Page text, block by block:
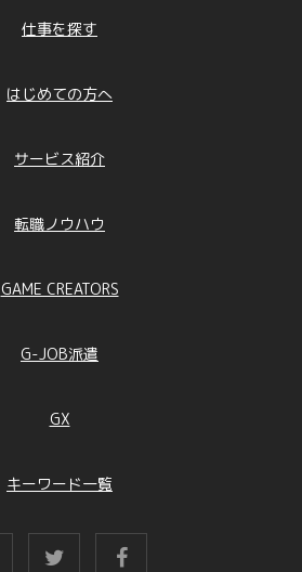
仕事を探す
はじめての方へ
サービス紹介
転職ノウハウ
GAME CREATORS
G-JOB派遣
GX
キーワード一覧